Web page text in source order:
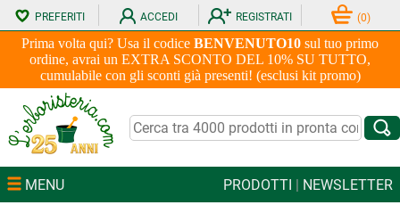
Prima volta qui? Usa il codice BENVENUTO10 sul tuo primo
ordine, avrai un EXTRA SCONTO DEL 10% SU TUTTO,
cumulabile con gli sconti già presenti! (esclusi kit promo)
PREFERITI ACCEDI REGISTRATI (0)
MENU PRODOTTI | NEWSLETTER